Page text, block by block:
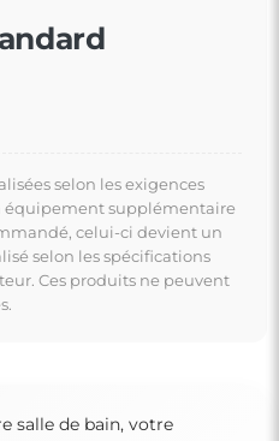
selon les exigences
équipement supplémentaire
celui-ci devient un
selon les spécifications
Ces produits ne peuvent
salle de bain, votre